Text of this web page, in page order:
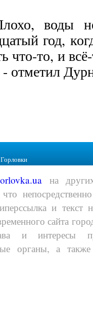
воды
год,
что-то, и
- отметил
на
и
сайта
и интересы
органы, а